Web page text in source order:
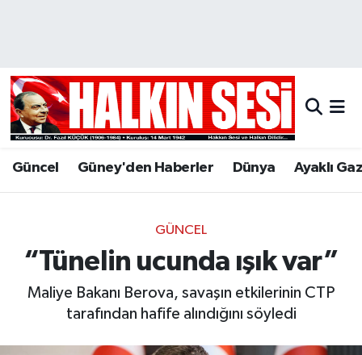
Güncel Güney'den Haberler Dünya Ayaklı
GÜNCEL
“Tünelin ucunda ışık var”
Maliye Bakanı Berova, savaşın etkilerinin CTP
tarafından hafife alındığını söyledi
Hava Durumu
Trafik Durumu
Son Dakika Haberleri
Haber Arşivi